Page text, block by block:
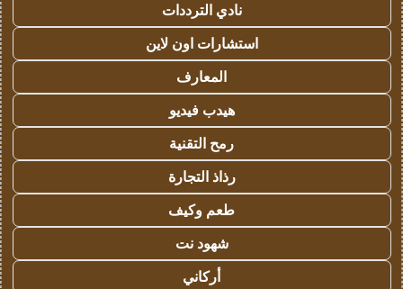
نادي الترددات
استشارات اون لاين
المعارف
هيدب فيديو
رمح التقنية
رذاذ التجارة
طعم وكيف
شهود نت
أركاني